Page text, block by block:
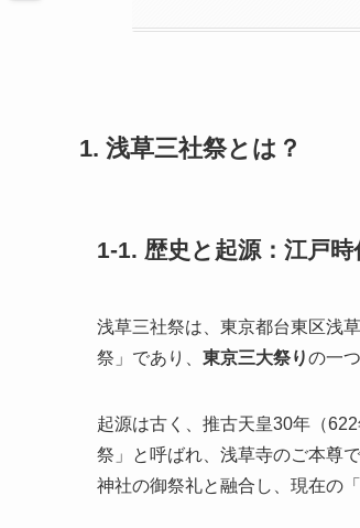
1. 浅草三社祭とは？
1-1. 歴史と起源：江戸
浅草三社祭は、東京都台東区浅草
祭」であり、 東京三大祭りの一
起源は古く、推古天皇30年（
祭」と呼ばれ、浅草寺のご本尊
神社の御祭礼と融合し、現在の